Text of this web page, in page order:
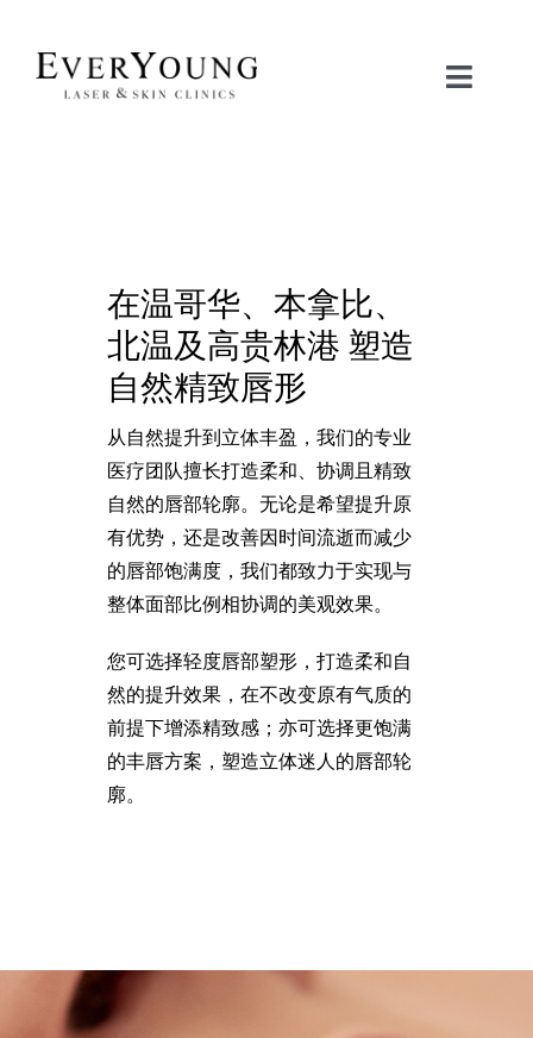
content
Toggle
护肤品商城
在温哥华、本拿比、
北温及高贵林港 塑造
自然精致唇形
从自然提升到立体丰盈，我们的专业
医疗团队擅长打造柔和、协调且精致
自然的唇部轮廓。无论是希望提升原
有优势，还是改善因时间流逝而减少
的唇部饱满度，我们都致力于实现与
整体面部比例相协调的美观效果。
您可选择轻度唇部塑形，打造柔和自
然的提升效果，在不改变原有气质的
前提下增添精致感；亦可选择更饱满
的丰唇方案，塑造立体迷人的唇部轮
廓。